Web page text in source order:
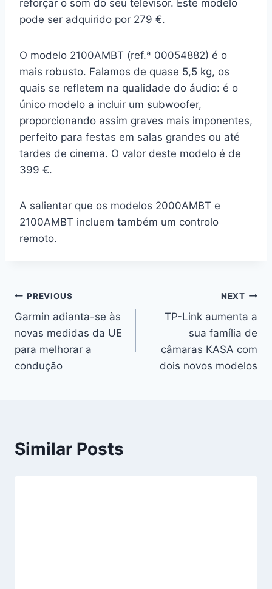
reforçar o som do seu televisor. Este modelo
pode ser adquirido por 279 €.
O modelo 2100AMBT (ref.ª 00054882) é o
mais robusto. Falamos de quase 5,5 kg, os
quais se refletem na qualidade do áudio: é o
único modelo a incluir um subwoofer,
proporcionando assim graves mais imponentes,
perfeito para festas em salas grandes ou até
tardes de cinema. O valor deste modelo é de
399 €.
A salientar que os modelos 2000AMBT e
2100AMBT incluem também um controlo
remoto.
Navegação
de
artigos
PREVIOUS
Garmin adianta-se às
novas medidas da UE
para melhorar a
condução
NEXT
TP-Link aumenta a
sua família de
câmaras KASA com
dois novos modelos
Similar Posts